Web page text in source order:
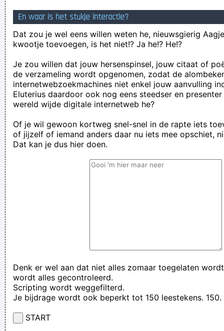
En waar is het stukje interactie?
Dat zou je wel eens willen weten he, nieuwsgierig
kwootje toevoegen, is het niet!? Ja he!? He!?
Je zou willen dat jouw hersenspinsel, jouw citaat of
de verzameling wordt opgenomen, zodat de
internetwebzoekmachines niet enkel jouw aanvulling
Eluterius daardoor ook nog eens steedser en
wereld wijde digitale internetweb he?
Of je wil gewoon kortweg snel-snel in de rapte iets
of jijzelf of iemand anders daar nu iets mee opschiet,
Dat kan je dus hier doen.
Denk er wel aan dat niet alles zomaar toegelaten
wordt alles gecontroleerd.
Scripting wordt weggefilterd.
Je bijdrage wordt ook beperkt tot 150 leestekens. 150.
START